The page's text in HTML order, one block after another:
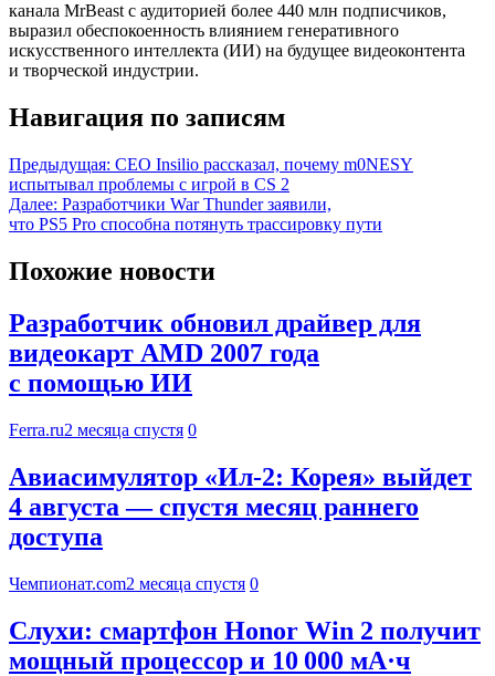
канала MrBeast с аудиторией более 440 млн подписчиков,
выразил обеспокоенность влиянием генеративного
искусственного интеллекта (ИИ) на будущее видеоконтента
и творческой индустрии.
Навигация по записям
Предыдущая: CEO Insilio рассказал, почему m0NESY
испытывал проблемы с игрой в CS 2
Далее: Разработчики War Thunder заявили,
что PS5 Pro способна потянуть трассировку пути
Похожие новости
Разработчик обновил драйвер для
видеокарт AMD 2007 года
с помощью ИИ
Ferra.ru2 месяца спустя 0
Авиасимулятор «Ил-2: Корея» выйдет
4 августа — спустя месяц раннего
доступа
Чемпионат.com2 месяца спустя 0
Слухи: смартфон Honor Win 2 получит
мощный процессор и 10 000 мА·ч